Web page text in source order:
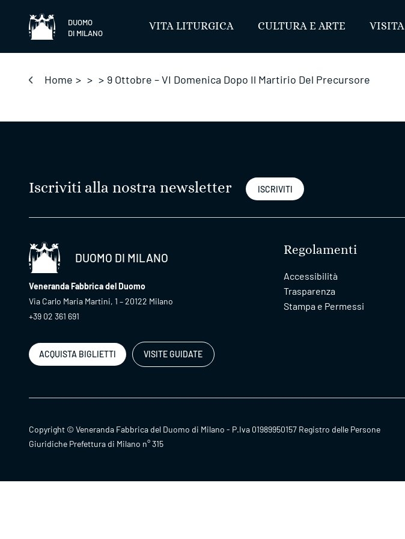
DUOMO
DI MILANO
VITA LITURGICA CULTURA E ARTE VISITA
Home > > > 9 Ottobre – VI Domenica Dopo Il Martirio Del Precursore
Iscriviti alla nostra newsletter ISCRIVITI
DUOMO DI MILANO
Veneranda Fabbrica del Duomo
Via Carlo Maria Martini, 1 – 20122 Milano
+39 02 361 691
ACQUISTA BIGLIETTI VISITE GUIDATE
Regolamenti
Accessibilità
Trasparenza
Stampa e Permessi
Copyright © Veneranda Fabbrica del Duomo di Milano - P.Iva 01989950157 Registro delle Persone
Giuridiche Prefettura di Milano n° 315